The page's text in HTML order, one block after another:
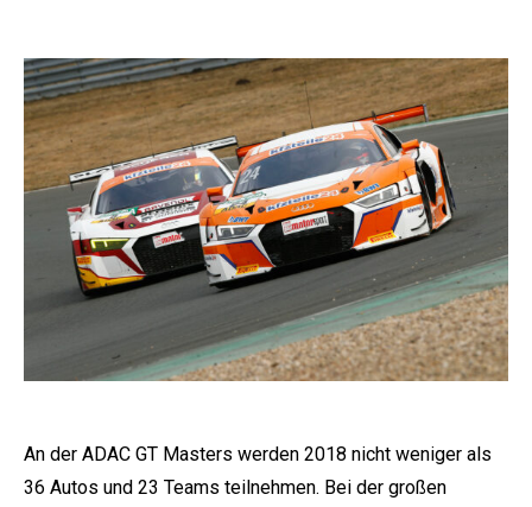
An der ADAC GT Masters werden 2018 nicht weniger als
36 Autos und 23 Teams teilnehmen. Bei der großen